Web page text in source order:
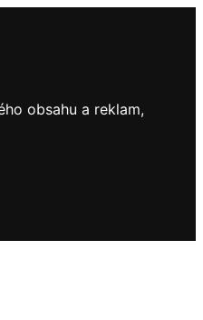
obsahu a reklam,